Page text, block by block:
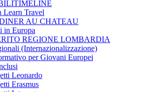
Learn Travel
AU CHATEAU
in Europa
REGIONE LOMBARDIA
(Internazionalizzazione)
per Giovani Europei
Leonardo
Erasmus